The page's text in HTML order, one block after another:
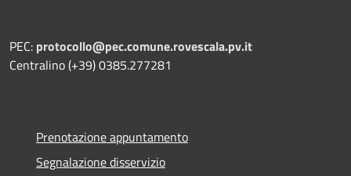
PEC: protocollo@pec.comune.rovescala.pv.it
Centralino (+39) 0385.277281
Prenotazione appuntamento
Segnalazione disservizio